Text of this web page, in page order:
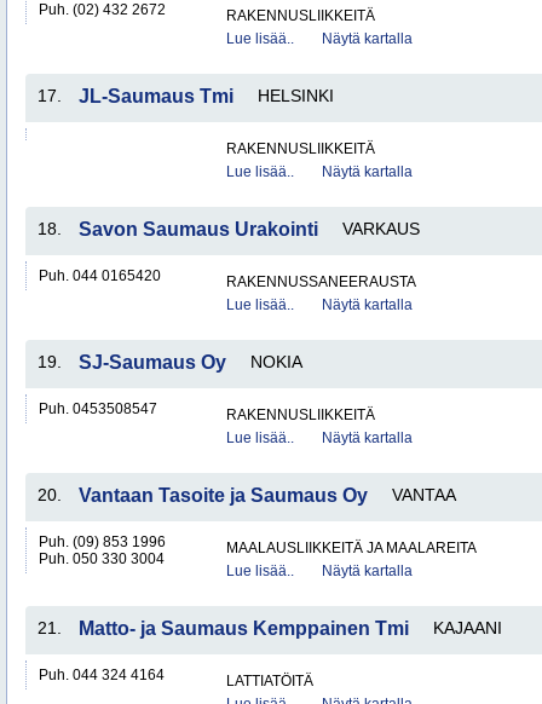
Puh. (02) 432 2672
RAKENNUSLIIKKEITÄ
Lue lisää..
Näytä kartalla
17. JL-Saumaus Tmi HELSINKI
RAKENNUSLIIKKEITÄ
Lue lisää..
Näytä kartalla
18. Savon Saumaus Urakointi VARKAUS
Puh. 044 0165420
RAKENNUSSANEERAUSTA
Lue lisää..
Näytä kartalla
19. SJ-Saumaus Oy NOKIA
Puh. 0453508547
RAKENNUSLIIKKEITÄ
Lue lisää..
Näytä kartalla
20. Vantaan Tasoite ja Saumaus Oy VANTAA
Puh. (09) 853 1996
Puh. 050 330 3004
MAALAUSLIIKKEITÄ JA MAALAREITA
Lue lisää..
Näytä kartalla
21. Matto- ja Saumaus Kemppainen Tmi KAJAANI
Puh. 044 324 4164
LATTIATÖITÄ